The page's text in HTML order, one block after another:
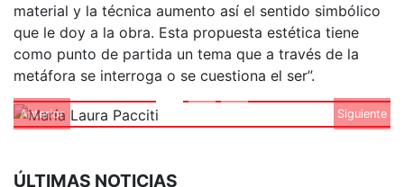
material y la técnica aumento así el sentido simbólico
que le doy a la obra. Esta propuesta estética tiene
como punto de partida un tema que a través de la
metáfora se interroga o se cuestiona el ser”.
Anterior Siguiente
ÚLTIMAS NOTICIAS